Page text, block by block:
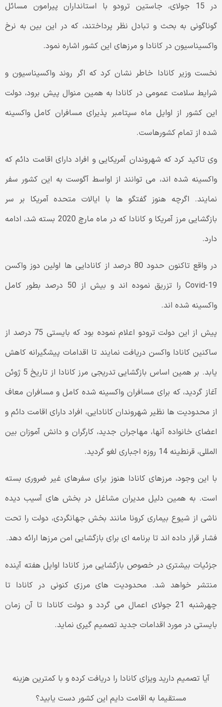
در 15 جولای، جاستین ترودو با استانداران پیرامون مسائل
گوناگونی به بحث و تبادل نظر پرداختند، که در این بین به نرخ
واکسیناسیون در کانادا و مرزهای این کشور اشاره نمود.
نخست وزیر کانادا خاطر نشان کرد که اگر روند واکسیناسیون و
شرایط سلامت عمومی در کانادا به همین منوال پیش برود، دولت
این کشور از اوایل ماه سپتامبر پذیرای مسافران کامل واکسینه
شده از تمام کشورهاست.
وی تاکید کرد که شهروندان آمریکایی و افراد دارای اقامت دائم که
واکسینه شده اند، می توانند از اواسط آگوست به این کشور سفر
نمایند. اگرچه هنوز گفتگو ها با ایالات متحده آمریکا بر سر
بازگشایی مرز آمریکا و کانادا که در ماه مارچ 2020 بسته شد، ادامه
دارد.
در واقع تاکنون حدود 80 درصد از کانادایی ها اولین دوز واکسن
Covid-19 را تزریق نموده اند و بیش از 50 درصد بطور کامل
واکسینه شده اند.
پیش از این دولت ترودو اعلام نموده بود که بایستی 75 درصد از
ساکنین کانادا واکسن دریافت نمایند تا اقدامات پیشگیرانه کاهش
یابد. بر همین اساس بازگشایی تدریجی مرز کانادا از تاریخ 5 ژوئن
آغاز گردید، که برای مسافران واکسینه شده کامل و مسافران معاف
از محدودیت ها نظیر شهروندان کانادایی، افراد دارای اقامت دائم و
اعضای خانواده آنها، مهاجران جدید، کارگران و دانش آموزان بین
المللی، قرنطینه 14 روزه اجباری لغو گردید.
با این وجود، مرزهای کانادا هنوز برای سفرهای غیر ضروری بسته
است. به همین دلیل مدیران مشاغل در بخش های آسیب دیده
ناشی از شیوع بیماری کرونا مانند بخش جهانگردی، دولت را تحت
فشار قرار داده اند تا برنامه ای برای بازگشایی امن مرزها ارائه دهد.
جزئیات بیشتری در خصوص بازگشایی مرز کانادا اوایل هفته آینده
منتشر خواهد شد. محدودیت های مرزی کنونی در کانادا تا
چهرشنبه 21 جولای اعمال می گردد و دولت کانادا تا آن زمان
بایستی در مورد اقدامات جدید تصمیم گیری نماید.
آیا تصمیم دارید ویزای کانادا را دریافت کرده و با کمترین هزینه
مستقیما به اقامت دایم این کشور دست یابید؟